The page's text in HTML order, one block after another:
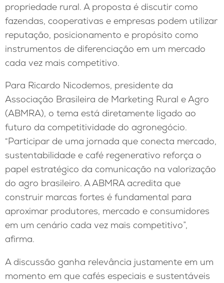
propriedade rural. A proposta é discutir como
fazendas, cooperativas e empresas podem utilizar
reputação, posicionamento e propósito como
instrumentos de diferenciação em um mercado
cada vez mais competitivo.
Para Ricardo Nicodemos, presidente da
Associação Brasileira de Marketing Rural e Agro
(ABMRA), o tema está diretamente ligado ao
futuro da competitividade do agronegócio.
“Participar de uma jornada que conecta mercado,
sustentabilidade e café regenerativo reforça o
papel estratégico da comunicação na valorização
do agro brasileiro. A ABMRA acredita que
construir marcas fortes é fundamental para
aproximar produtores, mercado e consumidores
em um cenário cada vez mais competitivo”,
afirma.
A discussão ganha relevância justamente em um
momento em que cafés especiais e sustentáveis